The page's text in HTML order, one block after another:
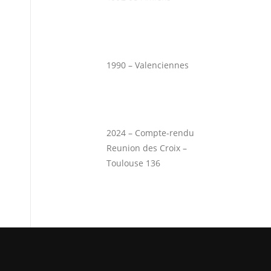
1990 – Valenciennes
2024 – Compte-rendu
Reunion des Croix –
Toulouse 136